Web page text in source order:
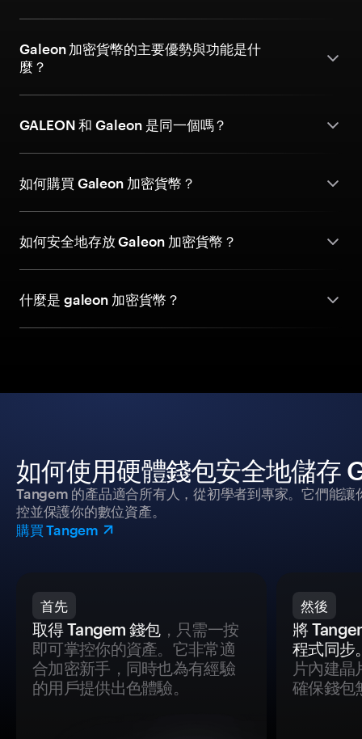
Galeon 加密貨幣的主要優勢與功能是什
麼？
GALEON 和 Galeon 是同一個嗎？
如何購買 Galeon 加密貨幣？
如何安全地存放 Galeon 加密貨幣？
什麼是 galeon 加密貨幣？
如何使用硬體錢包安全地儲存
Tangem 的產品適合所有人，從初學者到專家。它們能
控並保護你的數位資產。
購買 Tangem
首先
取得 Tangem 錢包，只需一按
即可掌控你的資產。它非常適
合加密新手，同時也為有經驗
的用戶提供出色體驗。
然後
將
程式同步
片內建晶
確保錢包